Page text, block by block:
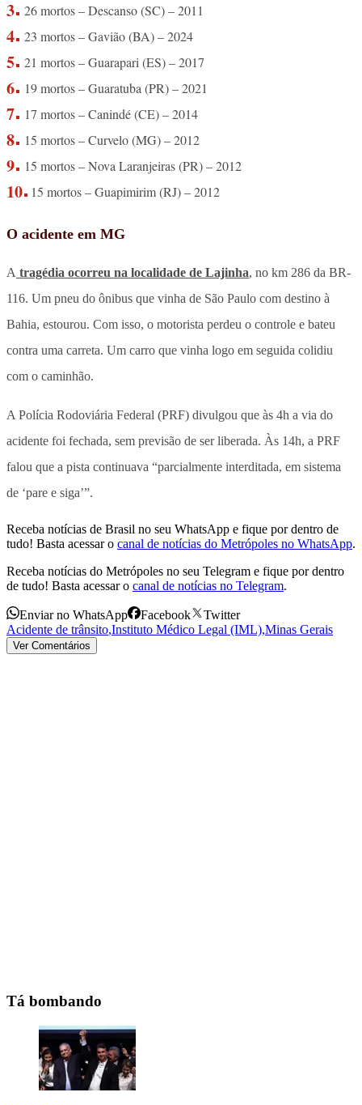
26 mortos – Descanso (SC) – 2011
23 mortos – Gavião (BA) – 2024
21 mortos – Guarapari (ES) – 2017
19 mortos – Guaratuba (PR) – 2021
17 mortos – Canindé (CE) – 2014
15 mortos – Curvelo (MG) – 2012
15 mortos – Nova Laranjeiras (PR) – 2012
15 mortos – Guapimirim (RJ) – 2012
O acidente em MG
A tragédia ocorreu na localidade de Lajinha, no km 286 da BR-
116. Um pneu do ônibus que vinha de São Paulo com destino à
Bahia, estourou. Com isso, o motorista perdeu o controle e bateu
contra uma carreta. Um carro que vinha logo em seguida colidiu
com o caminhão.
A Polícia Rodoviária Federal (PRF) divulgou que às 4h a via do
acidente foi fechada, sem previsão de ser liberada. Às 14h, a PRF
falou que a pista continuava “parcialmente interditada, em sistema
de ‘pare e siga’”.
Receba notícias de Brasil no seu WhatsApp e fique por dentro de
tudo! Basta acessar o canal de notícias do Metrópoles no WhatsApp.
Receba notícias do Metrópoles no seu Telegram e fique por dentro
de tudo! Basta acessar o canal de notícias no Telegram.
Enviar no WhatsApp Facebook
Twitter
Acidente de trânsito,Instituto Médico Legal (IML),Minas Gerais
Ver Comentários
Tá bombando